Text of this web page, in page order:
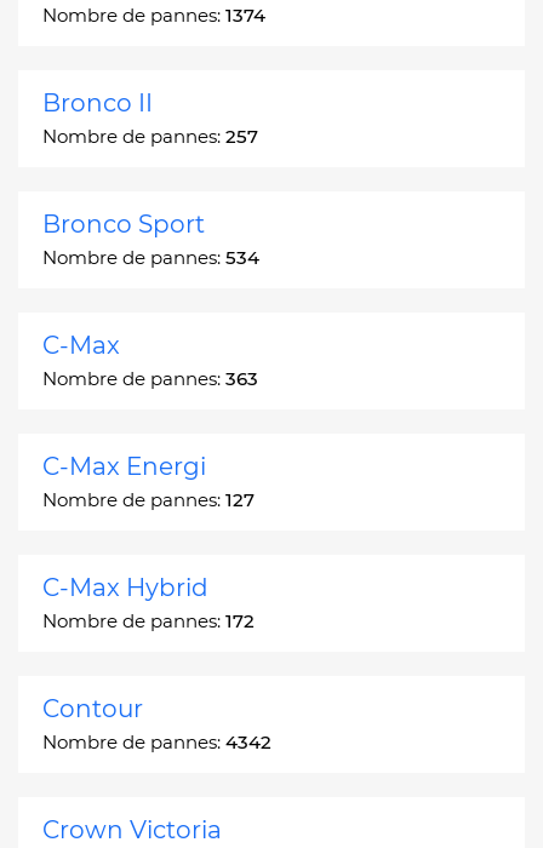
Nombre de pannes: 1374
Bronco II
Nombre de pannes: 257
Bronco Sport
Nombre de pannes: 534
C-Max
Nombre de pannes: 363
C-Max Energi
Nombre de pannes: 127
C-Max Hybrid
Nombre de pannes: 172
Contour
Nombre de pannes: 4342
Crown Victoria